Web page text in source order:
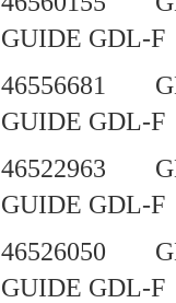
GUIDE
46556681
GUIDE
46522963
GUIDE GDL-F
46526050
GUIDE